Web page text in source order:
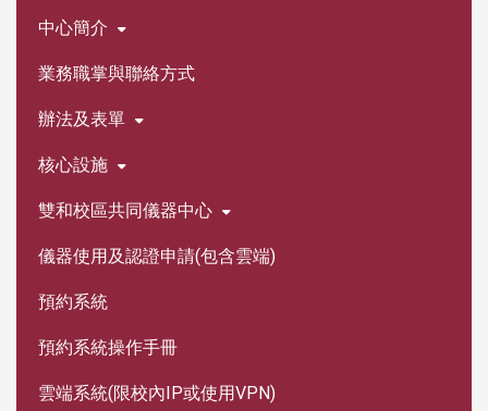
中心簡介
業務職掌與聯絡方式
辦法及表單
核心設施
雙和校區共同儀器中心
儀器使用及認證申請(包含雲端)
預約系統
預約系統操作手冊
雲端系統(限校內IP或使用VPN)